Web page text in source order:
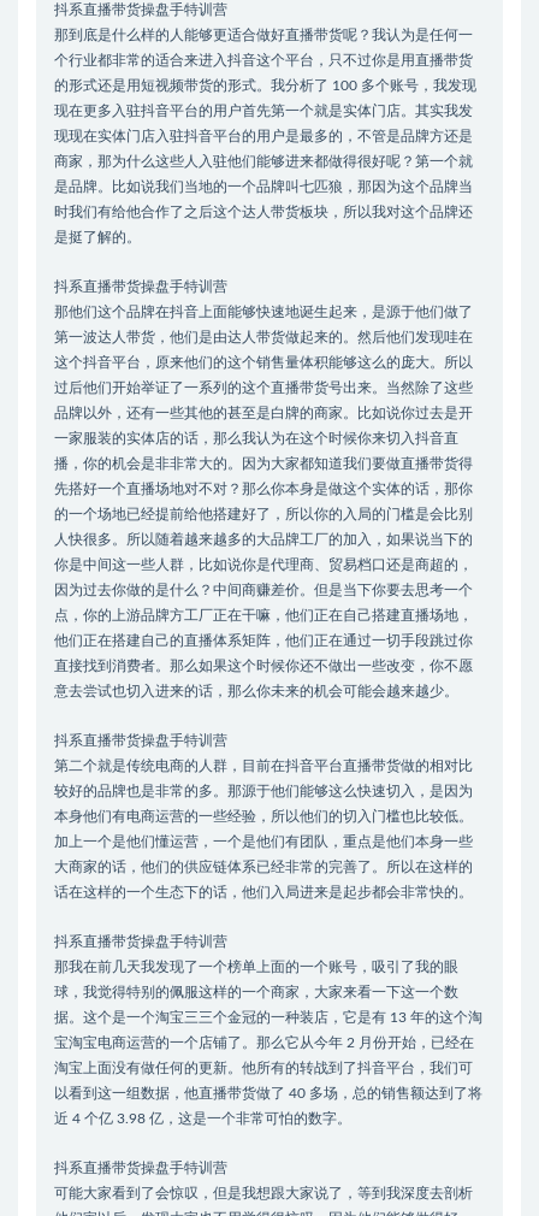
抖系直播带货操盘手特训营
那到底是什么样的人能够更适合做好直播带货呢？我认为是任何一
个行业都非常的适合来进入抖音这个平台，只不过你是用直播带货
的形式还是用短视频带货的形式。我分析了 100 多个账号，我发现
现在更多入驻抖音平台的用户首先第一个就是实体门店。其实我发
现现在实体门店入驻抖音平台的用户是最多的，不管是品牌方还是
商家，那为什么这些人入驻他们能够进来都做得很好呢？第一个就
是品牌。比如说我们当地的一个品牌叫七匹狼，那因为这个品牌当
时我们有给他合作了之后这个达人带货板块，所以我对这个品牌还
是挺了解的。
抖系直播带货操盘手特训营
那他们这个品牌在抖音上面能够快速地诞生起来，是源于他们做了
第一波达人带货，他们是由达人带货做起来的。然后他们发现哇在
这个抖音平台，原来他们的这个销售量体积能够这么的庞大。所以
过后他们开始举证了一系列的这个直播带货号出来。当然除了这些
品牌以外，还有一些其他的甚至是白牌的商家。比如说你过去是开
一家服装的实体店的话，那么我认为在这个时候你来切入抖音直
播，你的机会是非非常大的。因为大家都知道我们要做直播带货得
先搭好一个直播场地对不对？那么你本身是做这个实体的话，那你
的一个场地已经提前给他搭建好了，所以你的入局的门槛是会比别
人快很多。所以随着越来越多的大品牌工厂的加入，如果说当下的
你是中间这一些人群，比如说你是代理商、贸易档口还是商超的，
因为过去你做的是什么？中间商赚差价。但是当下你要去思考一个
点，你的上游品牌方工厂正在干嘛，他们正在自己搭建直播场地，
他们正在搭建自己的直播体系矩阵，他们正在通过一切手段跳过你
直接找到消费者。那么如果这个时候你还不做出一些改变，你不愿
意去尝试也切入进来的话，那么你未来的机会可能会越来越少。
抖系直播带货操盘手特训营
第二个就是传统电商的人群，目前在抖音平台直播带货做的相对比
较好的品牌也是非常的多。那源于他们能够这么快速切入，是因为
本身他们有电商运营的一些经验，所以他们的切入门槛也比较低。
加上一个是他们懂运营，一个是他们有团队，重点是他们本身一些
大商家的话，他们的供应链体系已经非常的完善了。所以在这样的
话在这样的一个生态下的话，他们入局进来是起步都会非常快的。
抖系直播带货操盘手特训营
那我在前几天我发现了一个榜单上面的一个账号，吸引了我的眼
球，我觉得特别的佩服这样的一个商家，大家来看一下这一个数
据。这个是一个淘宝三三个金冠的一种装店，它是有 13 年的这个淘
宝淘宝电商运营的一个店铺了。那么它从今年 2 月份开始，已经在
淘宝上面没有做任何的更新。他所有的转战到了抖音平台，我们可
以看到这一组数据，他直播带货做了 40 多场，总的销售额达到了将
近 4 个亿 3.98 亿，这是一个非常可怕的数字。
抖系直播带货操盘手特训营
可能大家看到了会惊叹，但是我想跟大家说了，等到我深度去剖析